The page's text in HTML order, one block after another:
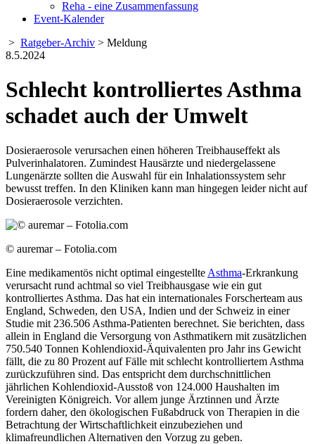
Reha - eine Zusammenfassung
Event-Kalender
> Ratgeber-Archiv > Meldung
8.5.2024
Schlecht kontrolliertes Asthma
schadet auch der Umwelt
Dosieraerosole verursachen einen höheren Treibhauseffekt als
Pulverinhalatoren. Zumindest Hausärzte und niedergelassene
Lungenärzte sollten die Auswahl für ein Inhalationssystem sehr
bewusst treffen. In den Kliniken kann man hingegen leider nicht auf
Dosieraerosole verzichten.
© auremar – Fotolia.com
Eine medikamentös nicht optimal eingestellte Asthma-Erkrankung
verursacht rund achtmal so viel Treibhausgase wie ein gut
kontrolliertes Asthma. Das hat ein internationales Forscherteam aus
England, Schweden, den USA, Indien und der Schweiz in einer
Studie mit 236.506 Asthma-Patienten berechnet. Sie berichten, dass
allein in England die Versorgung von Asthmatikern mit zusätzlichen
750.540 Tonnen Kohlendioxid-Äquivalenten pro Jahr ins Gewicht
fällt, die zu 80 Prozent auf Fälle mit schlecht kontrolliertem Asthma
zurückzuführen sind. Das entspricht dem durchschnittlichen
jährlichen Kohlendioxid-Ausstoß von 124.000 Haushalten im
Vereinigten Königreich. Vor allem junge Ärztinnen und Ärzte
fordern daher, den ökologischen Fußabdruck von Therapien in die
Betrachtung der Wirtschaftlichkeit einzubeziehen und
klimafreundlichen Alternativen den Vorzug zu geben.